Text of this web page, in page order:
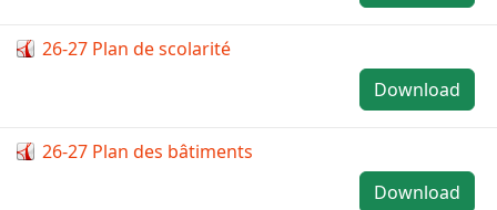
26-27 Plan de scolarité
Download
26-27 Plan des bâtiments
Download